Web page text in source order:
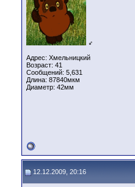
♂
Адрес: Хмельницкий
Возраст: 41
Сообщений: 5,631
Длина: 87840мкм
Диаметр: 42мм
12.12.2009, 20:16